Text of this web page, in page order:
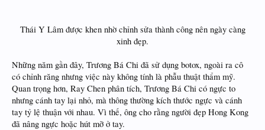
Thái Y Lâm được khen nhờ chỉnh sửa thành công nên ngày càng
xinh đẹp.​
Những năm gần đây, Trương Bá Chi đã sử dụng botox, ngoài ra cô
có chỉnh răng nhưng việc này không tính là phẫu thuật thẩm mỹ.
Quan trọng hơn, Ray Chen phân tích, Trương Bá Chi có ngực to
nhưng cánh tay lại nhỏ, mà thông thường kích thước ngực và cánh
tay tỷ lệ thuận với nhau. Vì thế, ông cho rằng người đẹp Hong Kong
đã nâng ngực hoặc hút mỡ ở tay.